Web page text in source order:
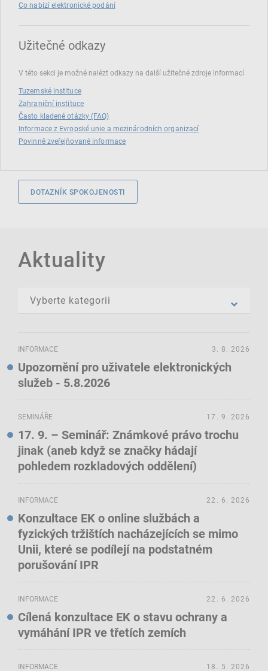
Co nabízí elektronické podání
Užitečné odkazy
V této sekci je možné nalézt odkazy na další užitečné zdroje informací
Tuzemské instituce
Zahraniční instituce
Často kladené otázky (FAQ)
Informace z Evropské unie a mezinárodních organizací
Povinně zveřejňované informace
DOTAZNÍK SPOKOJENOSTI
Aktuality
INFORMACE
Upozornění pro uživatele elektronických
služeb - 5.8.2026
3. 8. 2026
SEMINÁŘE
17. 9. – Seminář: Známkové právo trochu
jinak (aneb když se značky hádají
pohledem rozkladových oddělení)
17. 9. 2026
INFORMACE
Konzultace EK o online službách a
fyzických tržištích nacházejících se mimo
Unii, které se podílejí na podstatném
porušování IPR
22. 6. 2026
INFORMACE
Cílená konzultace EK o stavu ochrany a
vymáhání IPR ve třetích zemích
22. 6. 2026
INFORMACE 18. 5. 2026